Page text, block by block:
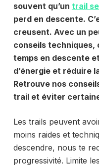
souvent qu’un trail
perd en descente.
creusent. Avec un
conseils techniques,
temps en descente
d’énergie et réduire
Retrouve nos
trail et éviter
Les trails peuvent
moins raides et
descendre, nous te
progressivité. Limite